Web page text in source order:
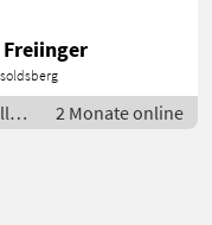
Messern,
werden
in k
2 Monate online